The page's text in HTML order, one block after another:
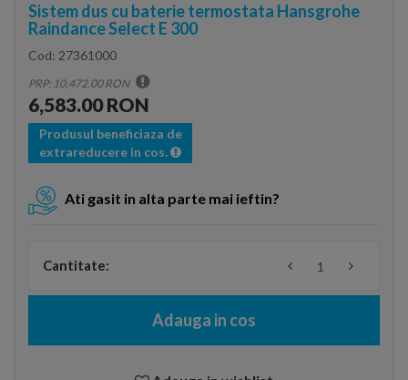
Sistem dus cu baterie termostata Hansgrohe
Raindance Select E 300
Cod: 27361000
PRP: 10,472.00 RON
6,583.00 RON
Produsul beneficiaza de
extrareducere in cos.
Ati gasit in alta parte mai ieftin?
Cantitate:
Adauga in cos